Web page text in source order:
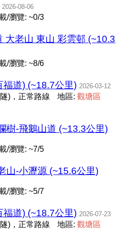
2026-08-06
/瀏覽: ~0/3
大老山 東山 彩雲邨 (~10.3
/瀏覽: ~8/6
福道) (~18.7公里) 2026-03-12
)，正常路線 地區:觀塘區
樹-飛鵝山道 (~13.3公里)
/瀏覽: ~7/5
山-小瀝源 (~15.6公里)
/瀏覽: ~5/7
福道) (~18.7公里) 2026-07-23
)，正常路線 地區:觀塘區